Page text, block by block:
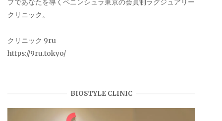
プであなたを導くペニンシュラ東京の会員制ラグジュアリー
クリニック。
クリニック 9ru
https://9ru.tokyo/
BIOSTYLE CLINIC